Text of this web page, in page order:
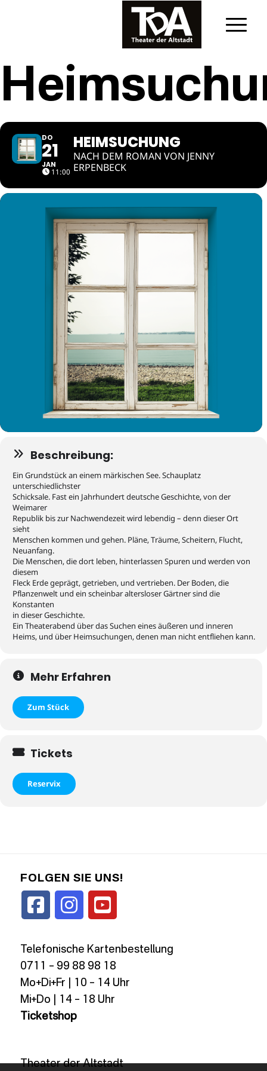
DO
21
JAN
11:00
HEIMSUCHUNG
NACH DEM ROMAN VON JENNY
ERPENBECK
Beschreibung:
Ein Grundstück an einem märkischen See. Schauplatz
unterschiedlichster
Schicksale. Fast ein Jahrhundert deutsche Geschichte, von der
Weimarer
Republik bis zur Nachwendezeit wird lebendig – denn dieser Ort
sieht
Menschen kommen und gehen. Pläne, Träume, Scheitern, Flucht,
Neuanfang.
Die Menschen, die dort leben, hinterlassen Spuren und werden von
diesem
Fleck Erde geprägt, getrieben, und vertrieben. Der Boden, die
Pflanzenwelt und ein scheinbar altersloser Gärtner sind die
Konstanten
in dieser Geschichte.
Ein Theaterabend über das Suchen eines äußeren und inneren
Heims, und über Heimsuchungen, denen man nicht entfliehen kann.
Mehr Erfahren
Zum Stück
Tickets
Reservix
FOLGEN SIE UNS!
Telefonische Kartenbestellung
0711 – 99 88 98 18
Mo+Di+Fr | 10 – 14 Uhr
Mi+Do | 14 – 18 Uhr
Ticketshop
Theater der Altstadt